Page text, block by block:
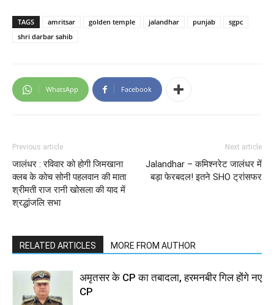
TAGS amritsar golden temple jalandhar punjab
sgpc
shri darbar sahib
WhatsApp Facebook
Previous article
जालंधर : रविवार को होगी जिमखाना
क्लब के कोच सोनी पहलवान की माता
श्रीमती राज रानी खोसला की याद में
श्रद्धांजलि सभा
Next article
Jalandhar – कमिश्नरेट जालंधर में
बड़ा फेरबदल! इतने SHO ट्रांसफर
RELATED ARTICLES MORE FROM AUTHOR
अमृतसर के CP का तबादला, हरमनबीर गिल होंगे नए
CP